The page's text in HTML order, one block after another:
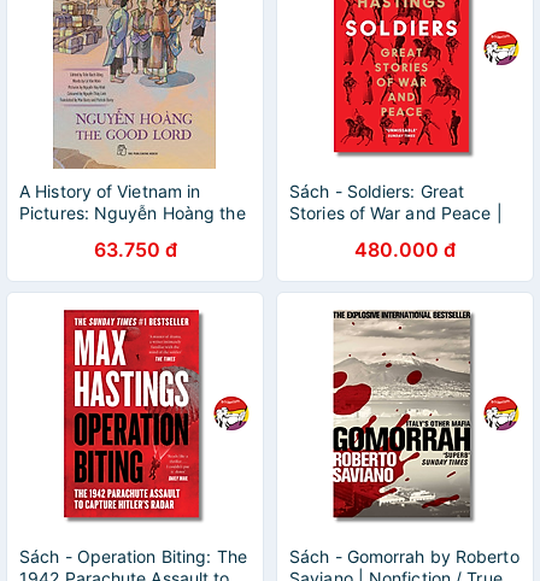
A History of Vietnam in
Pictures: Nguyễn Hoàng the
63.750 đ
Sách - Soldiers: Great
Stories of War and Peace |
Ngoại văn Nhập khẩu
480.000 đ
Sách - Operation Biting: The
Sách - Gomorrah by Roberto